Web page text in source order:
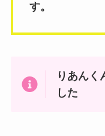
す。
りあんく
した